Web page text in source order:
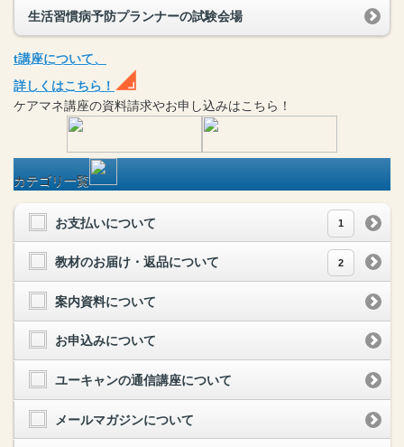
生活習慣病予防プランナーの試験会場
t講座について、
詳しくはこちら！
ケアマネ講座の資料請求やお申し込みはこちら！
カテゴリ一覧
お支払いについて 1
教材のお届け・返品について 2
案内資料について
お申込みについて
ユーキャンの通信講座について
メールマガジンについて